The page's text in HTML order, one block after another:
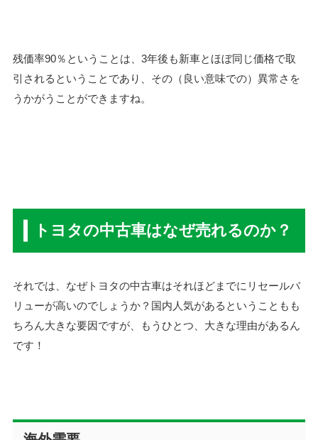
残価率90％ということは、3年後も新車とほぼ同じ価格で取
引されるということであり、その（良い意味での）異常さを
うかがうことができますね。
トヨタの中古車はなぜ売れるのか？
それでは、なぜトヨタの中古車はそれほどまでにリセールバ
リューが高いのでしょうか？国内人気があるということもも
ちろん大きな要因ですが、もうひとつ、大きな理由があるん
です！